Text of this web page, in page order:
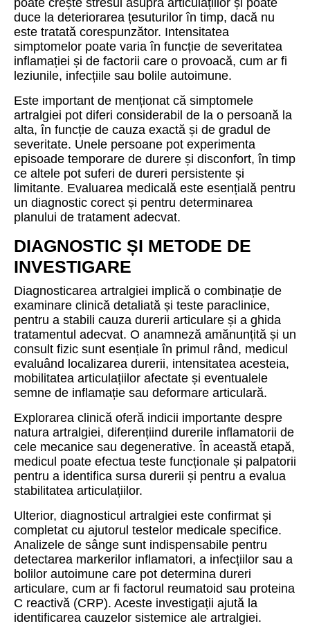
poate crește stresul asupra articulațiilor și poate
duce la deteriorarea țesuturilor în timp, dacă nu
este tratată corespunzător. Intensitatea
simptomelor poate varia în funcție de severitatea
inflamației și de factorii care o provoacă, cum ar fi
leziunile, infecțiile sau bolile autoimune.
Este important de menționat că simptomele
artralgiei pot diferi considerabil de la o persoană la
alta, în funcție de cauza exactă și de gradul de
severitate. Unele persoane pot experimenta
episoade temporare de durere și disconfort, în timp
ce altele pot suferi de dureri persistente și
limitante. Evaluarea medicală este esențială pentru
un diagnostic corect și pentru determinarea
planului de tratament adecvat.
DIAGNOSTIC ȘI METODE DE
INVESTIGARE
Diagnosticarea artralgiei implică o combinație de
examinare clinică detaliată și teste paraclinice,
pentru a stabili cauza durerii articulare și a ghida
tratamentul adecvat. O anamneză amănunțită și un
consult fizic sunt esențiale în primul rând, medicul
evaluând localizarea durerii, intensitatea acesteia,
mobilitatea articulațiilor afectate și eventualele
semne de inflamație sau deformare articulară.
Explorarea clinică oferă indicii importante despre
natura artralgiei, diferențiind durerile inflamatorii de
cele mecanice sau degenerative. În această etapă,
medicul poate efectua teste funcționale și palpatorii
pentru a identifica sursa durerii și pentru a evalua
stabilitatea articulațiilor.
Ulterior, diagnosticul artralgiei este confirmat și
completat cu ajutorul testelor medicale specifice.
Analizele de sânge sunt indispensabile pentru
detectarea markerilor inflamatori, a infecțiilor sau a
bolilor autoimune care pot determina dureri
articulare, cum ar fi factorul reumatoid sau proteina
C reactivă (CRP). Aceste investigații ajută la
identificarea cauzelor sistemice ale artralgiei.